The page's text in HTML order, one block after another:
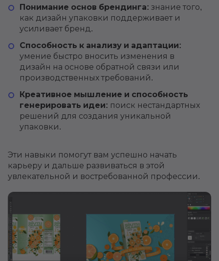
Понимание основ брендинга: знание того,
как дизайн упаковки поддерживает и
усиливает бренд.
Способность к анализу и адаптации:
умение быстро вносить изменения в
дизайн на основе обратной связи или
производственных требований.
Креативное мышление и способность
генерировать идеи: поиск нестандартных
решений для создания уникальной
упаковки.
Эти навыки помогут вам успешно начать
карьеру и дальше развиваться в этой
увлекательной и востребованной профессии.